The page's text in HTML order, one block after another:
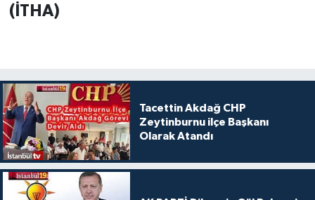
(İTHA)
Tacettin Akdağ CHP
Zeytinburnu ilçe Başkanı
Olarak Atandı